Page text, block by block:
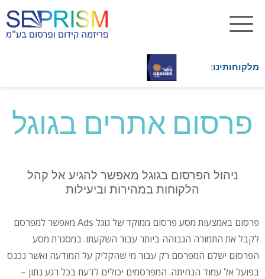
מלקוחותינו:
פרסום אתרים בגוגל
ניהול הפרסום בגוגל מאפשר להגיע אל קהל
הלקוחות במהירות וביעילות
פרסום באמצעות מסע פרסום ממוקד של גוגל Ads מאפשר למפרסם
לקבל את התמורה הגבוהה ביותר עבור השקעתו. במסגרת מסע
הפרסום ישלם המפרסם רק עבור מי שהקליק על המודעה ואשר נכנס
בפועל אל עמוד הנחיתה. המפרסמים יכולים לדעת בכל רגע נתון –